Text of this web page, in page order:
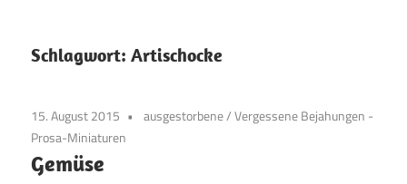
Schlagwort: Artischocke
15. August 2015 ausgestorbene/Vergessene Bejahungen -
Prosa-Miniaturen
Gemüse